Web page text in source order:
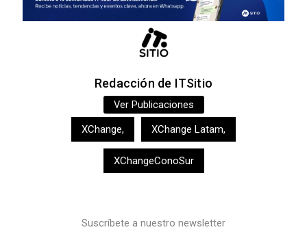
Redacción de ITSitio
Ver Publicaciones
XChange, XChange Latam,
XChangeConoSur
Suscríbete a nuestro newsletter